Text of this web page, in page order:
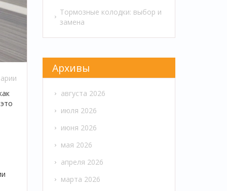
Тормозные колодки: выбор и
замена
Архивы
августа 2026
июля 2026
июня 2026
мая 2026
апреля 2026
марта 2026